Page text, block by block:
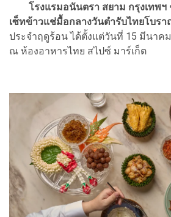
โรงแรมอนันตรา สยาม กรุงเทพฯ
เซ็ทข้าวแช่มื้อกลางวันตำรับไทยโบร
ประจำฤดูร้อน ได้ตั้งแต่วันที่ 15 มีนาค
ณ ห้องอาหารไทย สไปซ์ มาร์เก็ต